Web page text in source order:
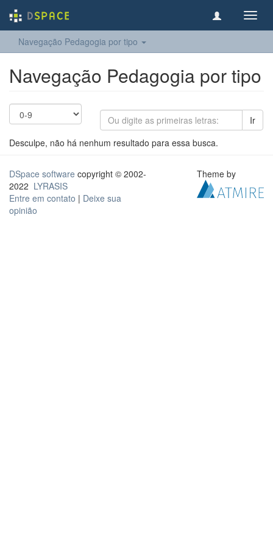
Navegação Pedagogia por tipo
Navegação Pedagogia por tipo
Ir
Desculpe, não há nenhum resultado para essa busca.
DSpace software copyright © 2002-
2022 LYRASIS
Entre em contato | Deixe sua
opinião
Theme by